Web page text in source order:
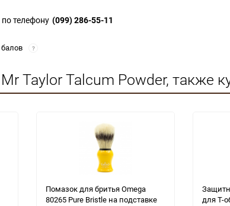
телефону (099) 286-55-11
балов ?
Taylor Talcum Powder, также
Помазок для бритья Omega
80265 Pure Bristle на подставке
для Т-